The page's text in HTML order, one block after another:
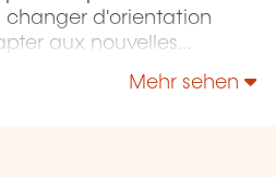
changer d'orientation
aux nouvelles
leur culture personnelle...
Mehr sehen